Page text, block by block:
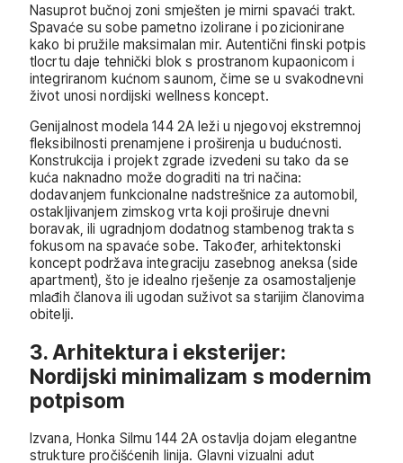
Nasuprot bučnoj zoni smješten je mirni spavaći trakt.
Spavaće su sobe pametno izolirane i pozicionirane
kako bi pružile maksimalan mir. Autentični finski potpis
tlocrtu daje tehnički blok s prostranom kupaonicom i
integriranom kućnom saunom, čime se u svakodnevni
život unosi nordijski wellness koncept.
Genijalnost modela 144 2A leži u njegovoj ekstremnoj
fleksibilnosti prenamjene i proširenja u budućnosti.
Konstrukcija i projekt zgrade izvedeni su tako da se
kuća naknadno može dograditi na tri načina:
dodavanjem funkcionalne nadstrešnice za automobil,
ostakljivanjem zimskog vrta koji proširuje dnevni
boravak, ili ugradnjom dodatnog stambenog trakta s
fokusom na spavaće sobe. Također, arhitektonski
koncept podržava integraciju zasebnog aneksa (side
apartment), što je idealno rješenje za osamostaljenje
mlađih članova ili ugodan suživot sa starijim članovima
obitelji.
3. Arhitektura i eksterijer:
Nordijski minimalizam s modernim
potpisom
Izvana, Honka Silmu 144 2A ostavlja dojam elegantne
strukture pročišćenih linija. Glavni vizualni adut